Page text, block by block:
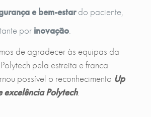
e bem-estardo paciente,
porinovação.
de agradecer às equipas da
pela estreita e franca
possível o reconhecimento Up
excelência Polytech.